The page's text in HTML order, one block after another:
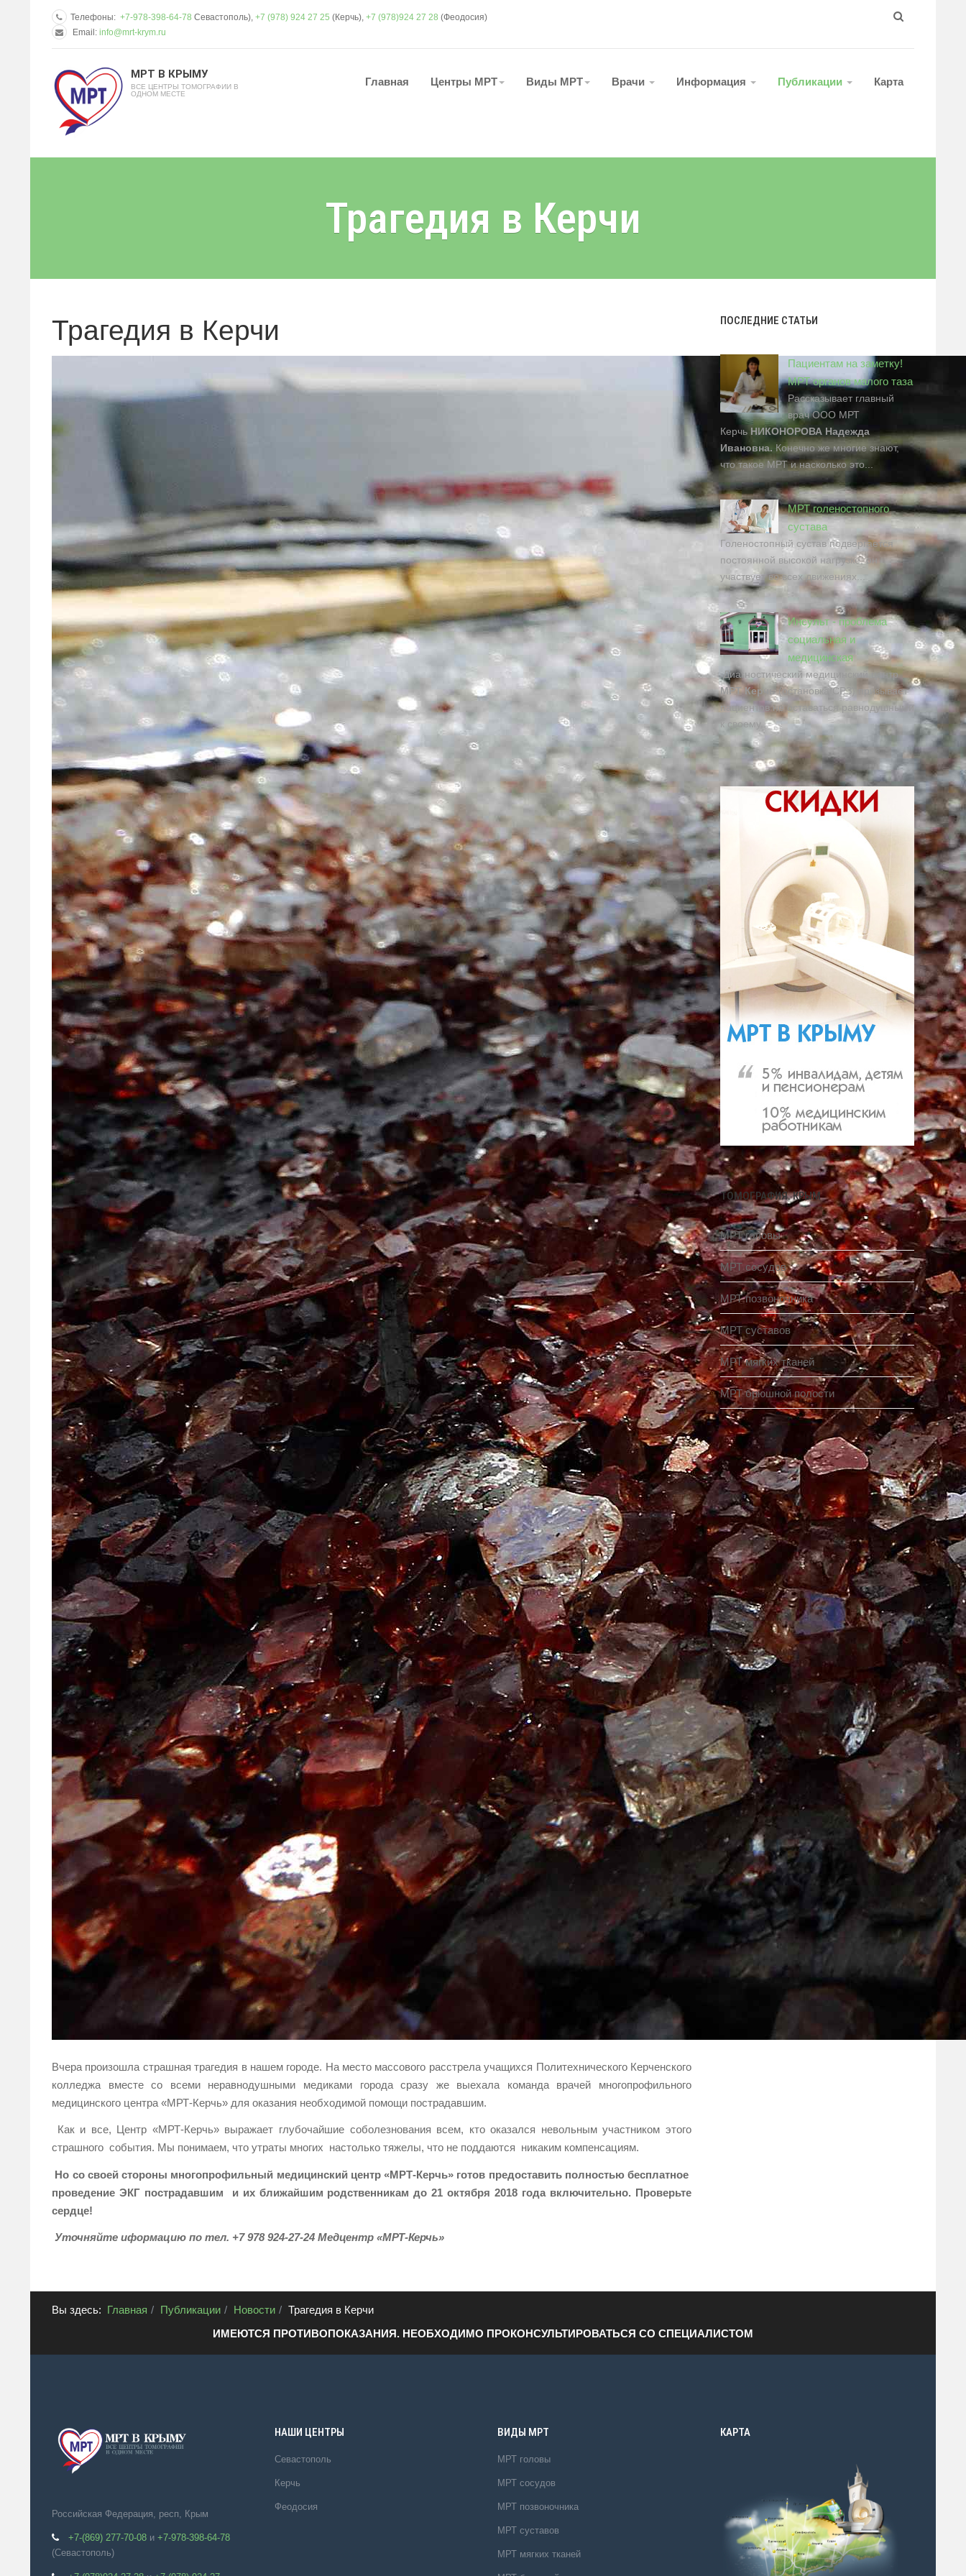
Телефоны: +7-978-398-64-78 Севастополь), +7 (978) 924 27 25 (Керчь), +7 (978)924 27 28 (Феодосия)
Email: info@mrt-krym.ru
МРТ В КРЫМУ
ВСЕ ЦЕНТРЫ ТОМОГРАФИИ В
ОДНОМ МЕСТЕ
Главная Центры МРТ Виды МРТ Врачи Информация Публикации Карта
Трагедия в Керчи
Трагедия в Керчи
Вчера произошла страшная трагедия в нашем городе. На место массового расстрела учащихся Политехнического Керченского
колледжа вместе со всеми неравнодушными медиками города сразу же выехала команда врачей многопрофильного
медицинского центра «МРТ-Керчь» для оказания необходимой помощи пострадавшим.
Как и все, Центр «МРТ-Керчь» выражает глубочайшие соболезнования всем, кто оказался невольным участником этого
страшного события. Мы понимаем, что утраты многих настолько тяжелы, что не поддаются никаким компенсациям.
Но со своей стороны многопрофильный медицинский центр «МРТ-Керчь» готов предоставить полностью бесплатное
проведение ЭКГ пострадавшим и их ближайшим родственникам до 21 октября 2018 года включительно. Проверьте
сердце!
Уточняйте иформацию по тел. +7 978 924-27-24 Медцентр «МРТ-Керчь»
ПОСЛЕДНИЕ СТАТЬИ
Пациентам на заметку!
МРТ органов малого таза
Рассказывает главный
врач ООО МРТ
Керчь НИКОНОРОВА Надежда
Ивановна. Конечно же многие знают,
что такое МРТ и насколько это...
МРТ голеностопного
сустава
Голеностопный сустав подвергается
постоянной высокой нагрузке, он
участвует во всех движениях...
Инсульт - проблема
социальная и
медицинская
Диагностический медицинский центр
МРТ Керчь(остановка СРЗ) призывает
пациентов не оставаться равнодушными
к своему...
ТОМОГРАФИЯ. КРЫМ
МРТ головы
МРТ сосудов
МРТ позвоночника
МРТ суставов
МРТ мягких тканей
МРТ брюшной полости
Вы здесь: Главная Публикации Новости
Трагедия в Керчи
ИМЕЮТСЯ ПРОТИВОПОКАЗАНИЯ. НЕОБХОДИМО ПРОКОНСУЛЬТИРОВАТЬСЯ СО СПЕЦИАЛИСТОМ
Российская Федерация, респ, Крым
+7-(869) 277-70-08и +7-978-398-64-78
(Севастополь)
НАШИ ЦЕНТРЫ
Севастополь
Керчь
Феодосия
ВИДЫ МРТ
МРТ головы
МРТ сосудов
МРТ позвоночника
МРТ суставов
МРТ мягких тканей
КАРТА